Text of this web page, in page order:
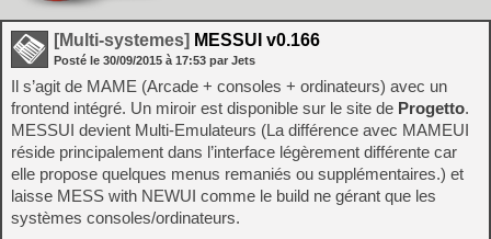
[Multi-systemes] MESSUI v0.166
Posté le 30/09/2015 à 17:53 par Jets
Il s’agit de MAME (Arcade + consoles + ordinateurs) avec un
frontend intégré. Un miroir est disponible sur le site de Progetto.
MESSUI devient Multi-Emulateurs (La différence avec MAMEUI
réside principalement dans l’interface légèrement différente car
elle propose quelques menus remaniés ou supplémentaires.) et
laisse MESS with NEWUI comme le build ne gérant que les
systèmes consoles/ordinateurs.